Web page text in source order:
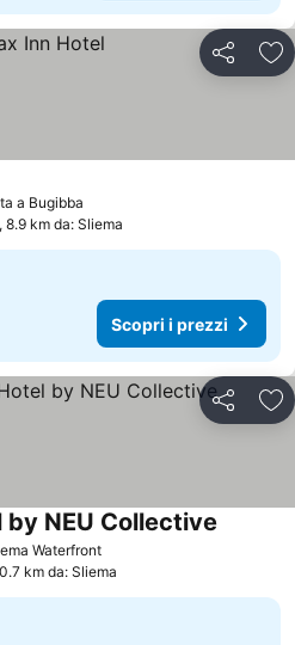
Condividi
a Bugibba
8.9 km da: Sliema
Scopri i prezzi
Condividi
Waterfront
by NEU Collective
km da: Sliema